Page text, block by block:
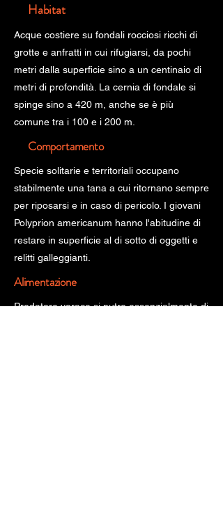
Habitat
Acque costiere su fondali rocciosi ricchi di
grotte e anfratti in cui rifugiarsi, da pochi
metri dalla superficie sino a un centinaio di
metri di profondità. La cernia di fondale si
spinge sino a 420 m, anche se è più
comune tra i 100 e i 200 m.
Comportamento
Specie solitarie e territoriali occupano
stabilmente una tana a cui ritornano sempre
per riposarsi e in caso di pericolo. I giovani
Polyprion americanum hanno l'abitudine di
restare in superficie al di sotto di oggetti e
relitti galleggianti.
Alimentazione
Predatore vorace si nutre essenzialmente di